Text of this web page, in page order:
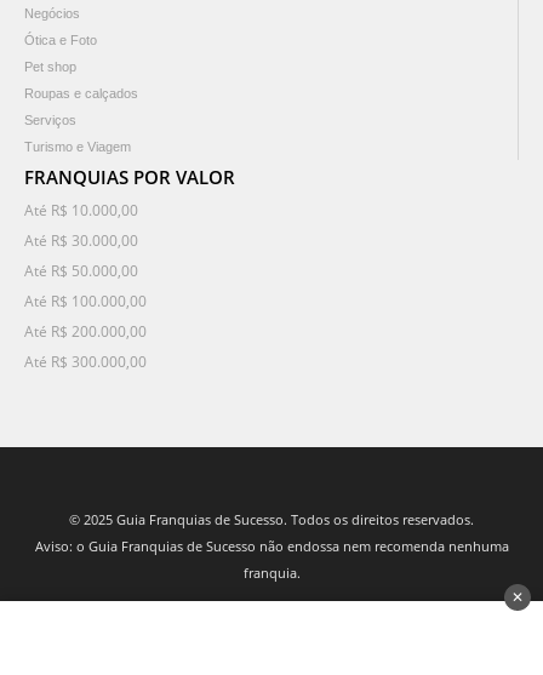
Negócios
Ótica e Foto
Pet shop
Roupas e calçados
Serviços
Turismo e Viagem
FRANQUIAS POR VALOR
Até R$ 10.000,00
Até R$ 30.000,00
Até R$ 50.000,00
Até R$ 100.000,00
Até R$ 200.000,00
Até R$ 300.000,00
© 2025 Guia Franquias de Sucesso. Todos os direitos reservados.
Aviso: o Guia Franquias de Sucesso não endossa nem recomenda nenhuma
franquia.
✕